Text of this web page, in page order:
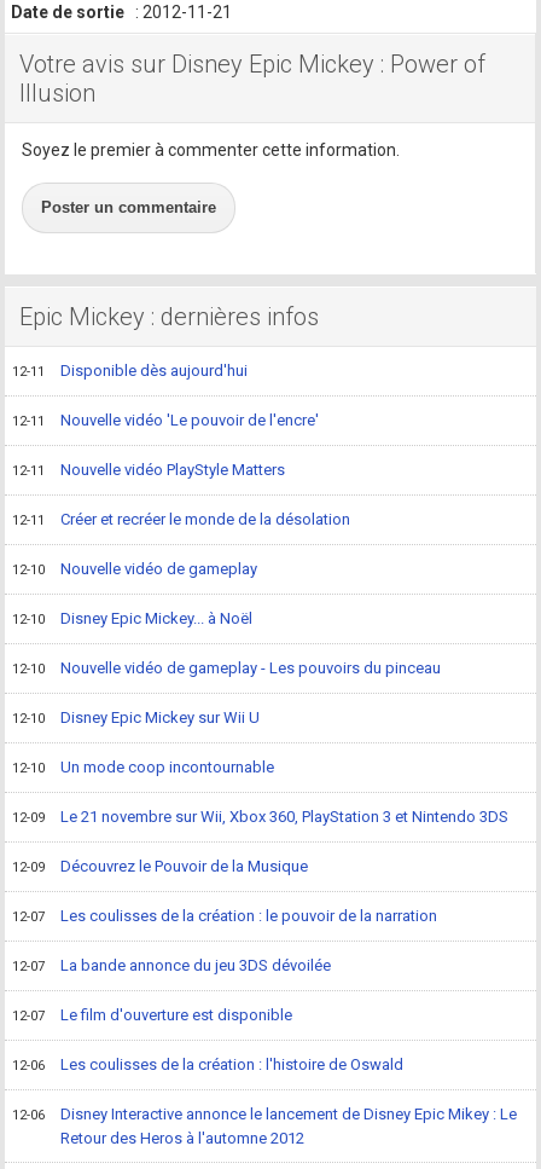
Date de sortie
: 2012-11-21
Votre avis sur Disney Epic Mickey : Power of
Illusion
Soyez le premier à commenter cette information.
Poster un commentaire
Epic Mickey : dernières infos
12-11 Disponible dès aujourd'hui
12-11 Nouvelle vidéo 'Le pouvoir de l'encre'
12-11 Nouvelle vidéo PlayStyle Matters
12-11 Créer et recréer le monde de la désolation
12-10 Nouvelle vidéo de gameplay
12-10 Disney Epic Mickey... à Noël
12-10 Nouvelle vidéo de gameplay - Les pouvoirs du pinceau
12-10 Disney Epic Mickey sur Wii U
12-10 Un mode coop incontournable
12-09 Le 21 novembre sur Wii, Xbox 360, PlayStation 3 et Nintendo 3DS
12-09 Découvrez le Pouvoir de la Musique
12-07 Les coulisses de la création : le pouvoir de la narration
12-07 La bande annonce du jeu 3DS dévoilée
12-07 Le film d'ouverture est disponible
12-06 Les coulisses de la création : l'histoire de Oswald
12-06
Disney Interactive annonce le lancement de Disney Epic Mikey : Le
Retour des Heros à l'automne 2012